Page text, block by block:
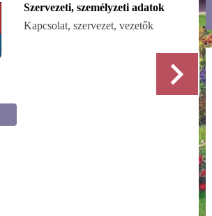
Szervezeti, személyzeti adatok
Kapcsolat, szervezet, vezetők